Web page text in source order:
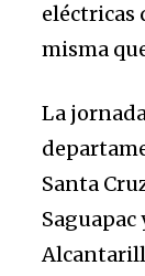
eléctricas
misma
La
Santa
Saguapac